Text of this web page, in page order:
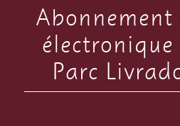
électronique
Parc